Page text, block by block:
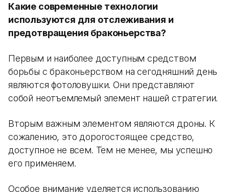
Какие современные технологии
используются для отслеживания и
предотвращения браконьерства?
Первым и наиболее доступным средством
борьбы с браконьерством на сегодняшний день
являются фотоловушки. Они представляют
собой неотъемлемый элемент нашей стратегии.
Вторым важным элементом являются дроны. К
сожалению, это дорогостоящее средство,
доступное не всем. Тем не менее, мы успешно
его применяем.
Особое внимание уделяется использованию